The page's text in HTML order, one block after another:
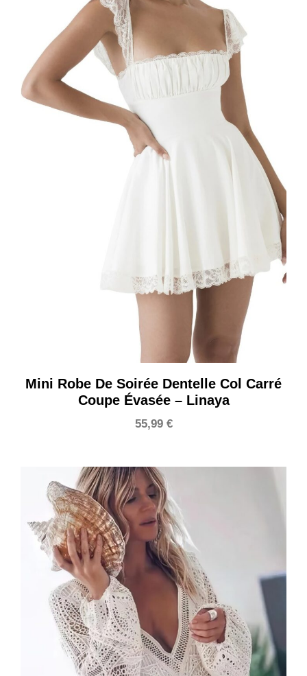
Mini Robe De Soirée Dentelle Col Carré
Coupe Évasée – Linaya
55,99 €